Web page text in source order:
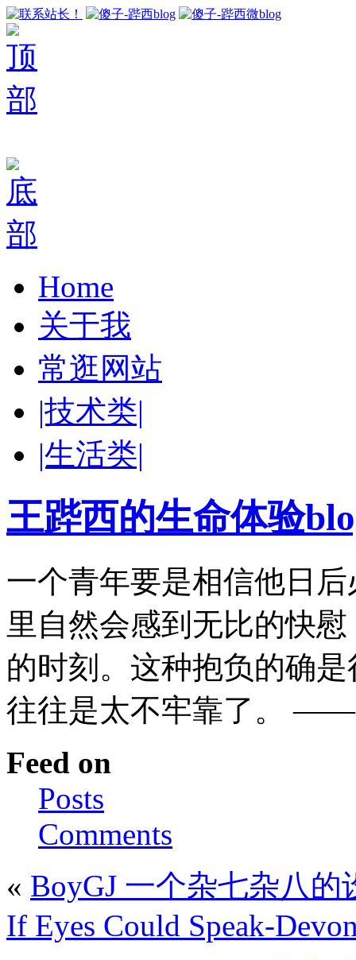
Home
关于我
常逛网站
|技术类|
|生活类|
王跸西的生命体验
一个青年要是相信他日
里自然会感到无比的快
的时刻。这种抱负的确
往往是太不牢靠了。 ——
Feed on
Posts
Comments
« BoyGJ 一个杂七杂八的
If Eyes Could Speak-